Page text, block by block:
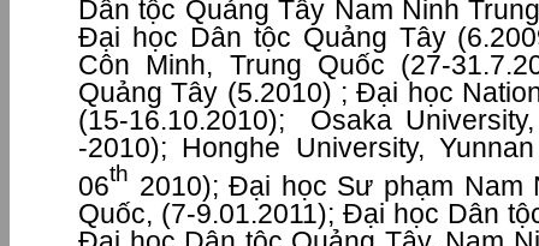
Dân tộc Quảng Tây Nam Ninh
Đại học Dân tộc Quảng Tây
Côn Minh, Trung Quốc (27-
Quảng Tây (5.2010) ; Đại học
(15-16.10.2010); Osaka
-2010); Honghe University,
06th 2010); Đại học Sư phạm Nam
Quốc, (7-9.01.2011); Đại học Dân
Đại học Dân tộc Quảng Tây, Nam